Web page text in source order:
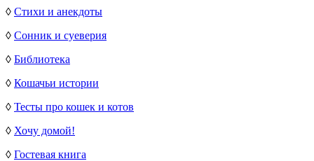
◊ Стихи и анекдоты
◊ Сонник и суеверия
◊ Библиотека
◊ Кошачьи истории
◊ Тесты про кошек и котов
◊ Хочу домой!
◊ Гостевая книга